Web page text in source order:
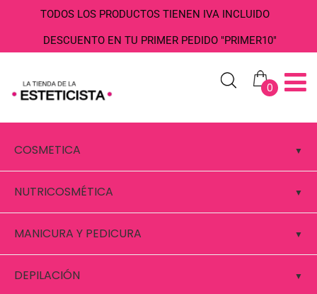
TODOS LOS PRODUCTOS TIENEN IVA INCLUIDO
DESCUENTO EN TU PRIMER PEDIDO "PRIMER10"
0
COSMETICA
NUTRICOSMÉTICA
MANICURA Y PEDICURA
DEPILACIÓN